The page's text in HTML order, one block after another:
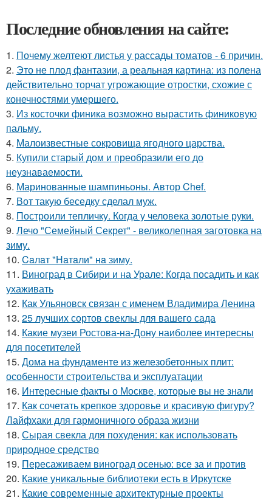
Последние обновления на сайте:
1. Почему желтеют листья у рассады томатов - 6 причин.
2. Это не плод фантазии, а реальная картина: из полена
действительно торчат угрожающие отростки, схожие с
конечностями умершего.
3. Из косточки финика возможно вырастить финиковую
пальму.
4. Малоизвестные сокровища ягодного царства.
5. Купили старый дом и преобразили его до
неузнаваемости.
6. Маринованные шампиньоны. Автор Chef.
7. Вот такую беседку сделал муж.
8. Построили тепличку. Когда у человека золотые руки.
9. Лечо "Семейный Секрет" - великолепная заготовка на
зиму.
10. Caлaт "Нaтaли" нa зиму.
11. Виноград в Сибири и на Урале: Когда посадить и как
ухаживать
12. Как Ульяновск связан с именем Владимира Ленина
13. 25 лучших сортов свеклы для вашего сада
14. Какие музеи Ростова-на-Дону наиболее интересны
для посетителей
15. Дома на фундаменте из железобетонных плит:
особенности строительства и эксплуатации
16. Интересные факты о Москве, которые вы не знали
17. Как сочетать крепкое здоровье и красивую фигуру?
Лайфхаки для гармоничного образа жизни
18. Сырая свекла для похудения: как использовать
природное средство
19. Пересаживаем виноград осенью: все за и против
20. Какие уникальные библиотеки есть в Иркутске
21. Какие современные архитектурные проекты